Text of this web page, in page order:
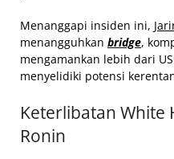
Menanggapi insiden ini,
menangguhkan bridge,
mengamankan lebih dari
menyelidiki potensi
Keterlibatan White
Ronin